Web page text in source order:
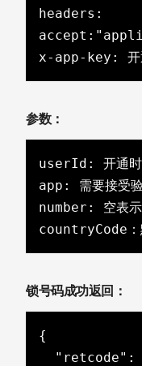
headers:
x-app-key: 开
参数：
userId: 开通时
app: 需要接受
number: 空表示
countryCode：
锁号码成功返回：
{
"retcode" :